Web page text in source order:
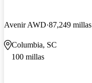
Avenir AWD 87,249 millas
Columbia, SC
100 millas